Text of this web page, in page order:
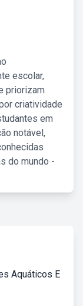
escolar,
priorizam
criatividade
em
notável,
do mundo -
Aquáticos E